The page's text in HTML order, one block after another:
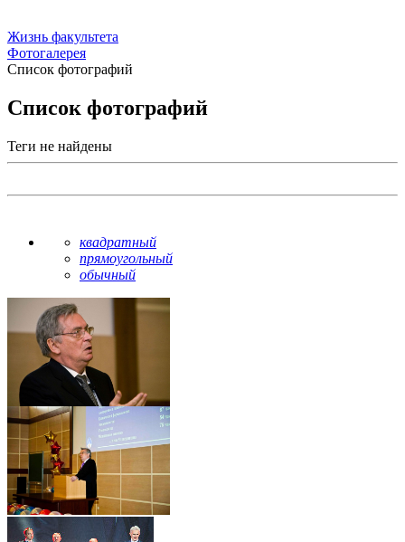
Жизнь факультета
Фотогалерея
Список фотографий
Список фотографий
Теги не найдены
квадратный
прямоугольный
обычный